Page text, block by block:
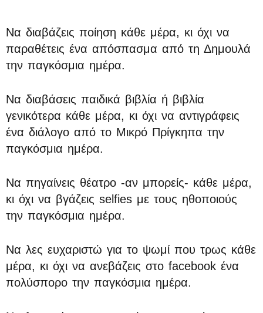
Να διαβάζεις ποίηση κάθε μέρα, κι όχι να
παραθέτεις ένα απόσπασμα από τη Δημουλά
την παγκόσμια ημέρα.
Να διαβάσεις παιδικά βιβλία ή βιβλία
γενικότερα κάθε μέρα, κι όχι να αντιγράφεις
ένα διάλογο από το Μικρό Πρίγκηπα την
παγκόσμια ημέρα.
Να πηγαίνεις θέατρο -αν μπορείς- κάθε μέρα,
κι όχι να βγάζεις selfies με τους ηθοποιούς
την παγκόσμια ημέρα.
Να λες ευχαριστώ για το ψωμί που τρως κάθε
μέρα, κι όχι να ανεβάζεις στο facebook ένα
πολύσπορο την παγκόσμια ημέρα.